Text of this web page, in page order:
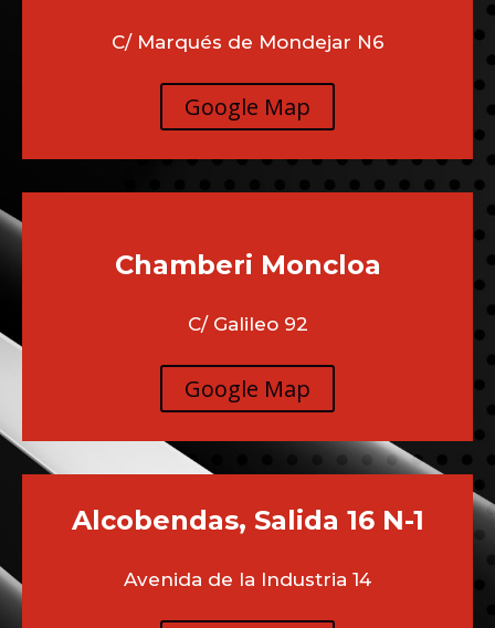
C/ Marqués de Mondejar N6
Google Map
Chamberi Moncloa
C/ Galileo 92
Google Map
Alcobendas, Salida 16 N-1
Avenida de la Industria 14